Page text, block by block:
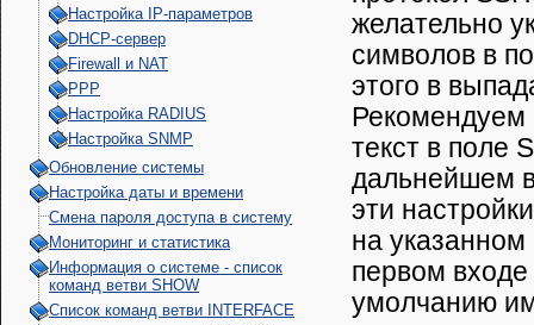
Настройка IP-параметров
DHCP-сервер
Firewall и NAT
PPP
Настройка RADIUS
Настройка SNMP
Обновление системы
Настройка даты и времени
Смена пароля доступа в систему
Мониторинг и статистика
Информация о системе - cписок
команд ветви SHOW
Список команд ветви INTERFACE
желательно
символов в
этого в
Рекомендуем
текст в поле
дальнейшем
эти
на
первом
умолчанию